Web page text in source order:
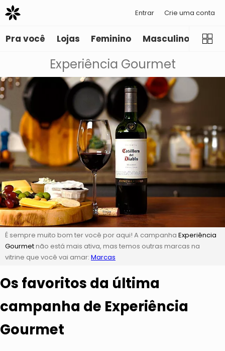
Entrar Crie uma conta
Pra você Lojas Feminino Masculino
Experiência Gourmet
É sempre muito bom ter você por aqui! A campanha Experiência
Gourmetnão está mais ativa, mas temos outras marcas na
vitrine que você vai amar: Marcas
Os favoritos da última
campanha de Experiência
Gourmet